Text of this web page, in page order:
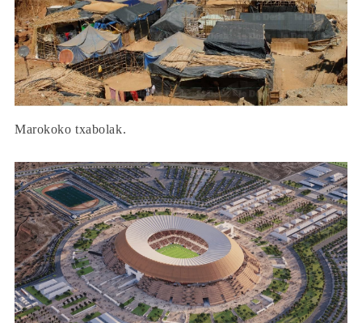
Marokoko txabolak.